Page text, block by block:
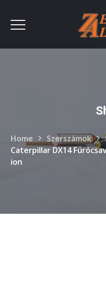
Home Szerszámok
Caterpillar DX14
ion